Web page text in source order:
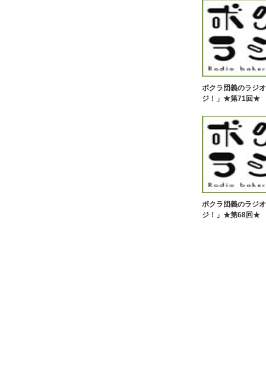
ボクラ団義のラジ
ジ！」★第71回★
ボクラ団義のラジ
ジ！」★第68回★